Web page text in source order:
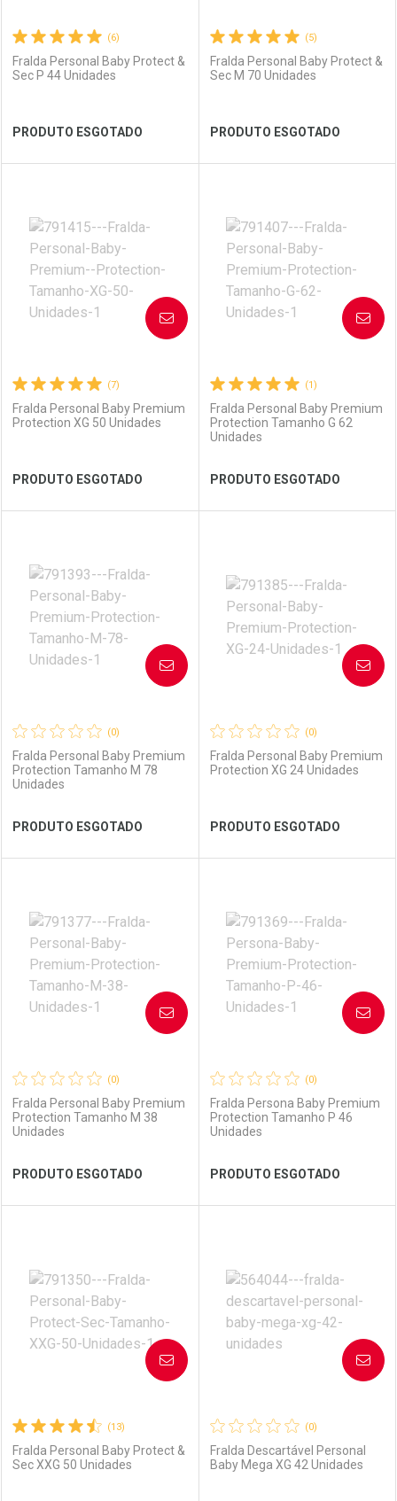
Ver Desconto Convênio Ver Desconto Convênio
(6)
Fralda Personal Baby Protect &
Sec P 44 Unidades
PRODUTO ESGOTADO
Laboratório
Ver Desconto Convênio
Por Menos
(5)
Fralda Personal Baby Protect &
Sec M 70 Unidades
PRODUTO ESGOTADO
Laboratório
Ver Desconto Convênio
Por Menos
(7)
Fralda Personal Baby Premium
Protection XG 50 Unidades
PRODUTO ESGOTADO
AVISE-ME
Laboratório
Ver Desconto Convênio
Por Menos
(1)
Fralda Personal Baby Premium
Protection Tamanho G 62
Unidades
PRODUTO ESGOTADO
AVISE-ME
Laboratório
Ver Desconto Convênio
Por Menos
(0)
Fralda Personal Baby Premium
Protection Tamanho M 78
Unidades
PRODUTO ESGOTADO
AVISE-ME
Laboratório
Ver Desconto Convênio
Por Menos
(0)
Fralda Personal Baby Premium
Protection XG 24 Unidades
PRODUTO ESGOTADO
AVISE-ME
Laboratório
Ver Desconto Convênio
Por Menos
(0)
Fralda Personal Baby Premium
Protection Tamanho M 38
Unidades
PRODUTO ESGOTADO
AVISE-ME
Laboratório
Por Menos
(0)
Fralda Persona Baby Premium
Protection Tamanho P 46
Unidades
PRODUTO ESGOTADO
AVISE-ME
Laboratório
Por Menos
(13)
Fralda Personal Baby Protect &
Sec XXG 50 Unidades
AVISE-ME
(0)
Fralda Descartável Personal
Baby Mega XG 42 Unidades
AVISE-ME